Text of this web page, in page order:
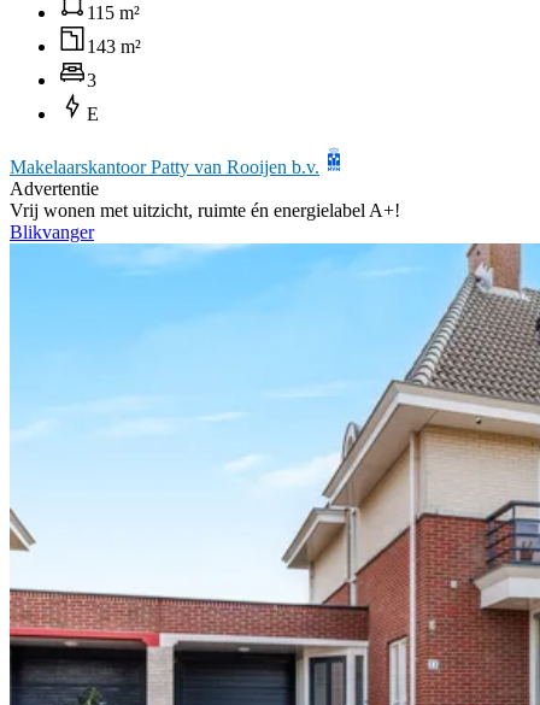
115 m²
143 m²
3
E
Makelaarskantoor Patty van Rooijen b.v.
Advertentie
Vrij wonen met uitzicht, ruimte én energielabel A+!
Blikvanger